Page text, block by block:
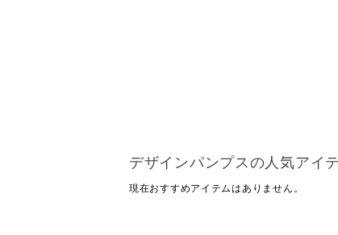
デザインパンプスの人気アイ
現在おすすめアイテムはありません。